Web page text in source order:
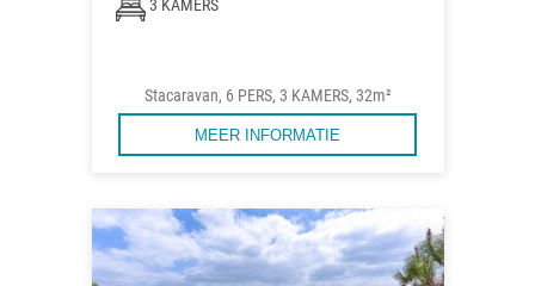
3 KAMERS
Stacaravan, 6 PERS, 3 KAMERS, 32m²
MEER INFORMATIE